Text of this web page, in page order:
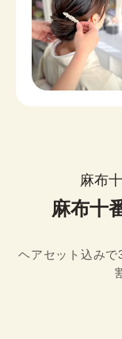
麻布
麻布十
ヘアセット込み